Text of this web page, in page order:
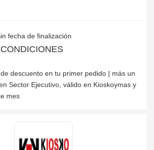
fecha de finalización
descuento en tu primer pedido | más un
Sector Ejecutivo, válido en Kioskoymas y
mes